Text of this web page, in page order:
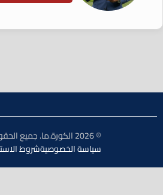
سياسة الخصوصيةشروط